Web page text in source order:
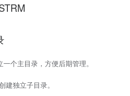
个主目录，方便后期管理。
建独立子目录。